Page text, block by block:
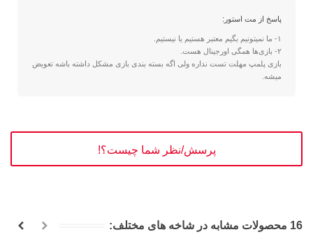
پاسخ از مت استور:
۱- ما نمیتونیم بگیم معتبر هستیم یا نیستیم.
۲- بازی‌ها همگی اورجینال هست.
بازی پلمپ مهلت تست نداره ولی اگه بسته بندی بازی مشکل داشته باشه تعویض
میشه.
پرسش/نظر شما چیست؟!
16 محصولات مشابه در شاخه های مختلف: